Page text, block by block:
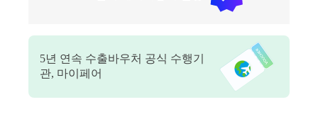
5년 연속 수출바우처 공식 수행기
관, 마이페어